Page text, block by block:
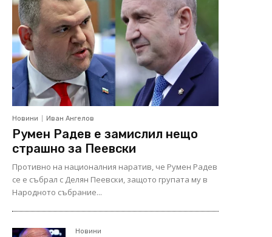
Новини Иван Ангелов
Румен Радев е замислил нещо
страшно за Пеевски
Противно на националния наратив, че Румен Радев
се е събрал с Делян Пеевски, защото групата му в
Народното събрание...
Новини